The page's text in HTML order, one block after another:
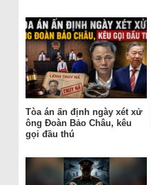
Tòa án ấn định ngày xét xử
ông Đoàn Bảo Châu, kêu
gọi đầu thú